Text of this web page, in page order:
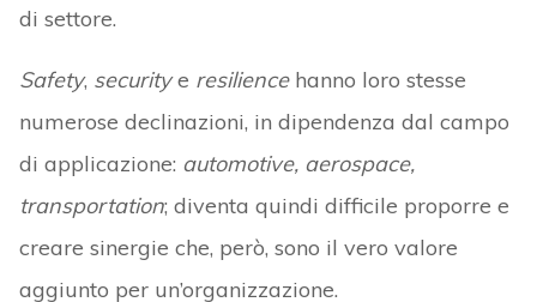
di settore.
Safety, securitye resiliencehanno loro stesse
numerose declinazioni, in dipendenza dal campo
di applicazione: automotive, aerospace,
transportation; diventa quindi difficile proporre e
creare sinergie che, però, sono il vero valore
aggiunto per un’organizzazione.